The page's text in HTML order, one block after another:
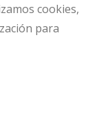
cookies,
para